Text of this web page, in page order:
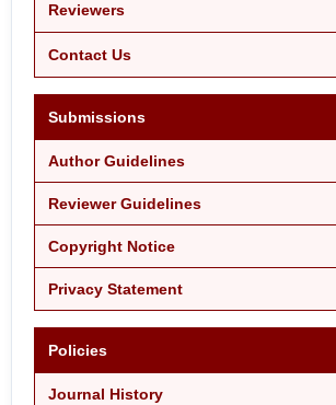
Reviewers
Contact Us
Submissions
Author Guidelines
Reviewer Guidelines
Copyright Notice
Privacy Statement
Policies
Journal History